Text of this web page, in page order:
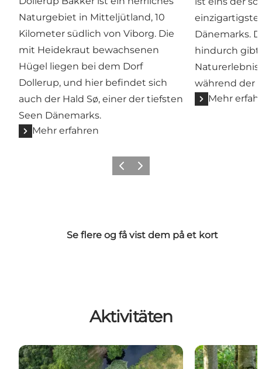
Naturgebiet in Mitteljütland, 10
Kilometer südlich von Viborg. Die
mit Heidekraut bewachsenen
Hügel liegen bei dem Dorf
Dollerup, und hier befindet sich
auch der Hald Sø, einer der tiefsten
Seen Dänemarks.
Mehr erfahren
Dänemarks.
hindurch gibt
während der
Mehr
ZurückWeiter
Se flere og få vist dem på et kort
Aktivitäten
Wanderung durch die Geschichte Dänemarks